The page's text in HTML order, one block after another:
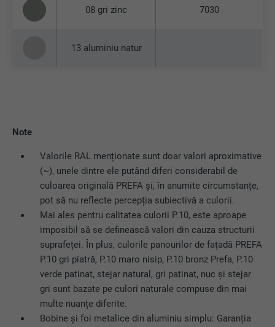
08 gri zinc 7030
13 aluminiu natur
Note
Valorile RAL menționate sunt doar valori aproximative
(~), unele dintre ele putând diferi considerabil de
culoarea originală PREFA și, în anumite circumstanțe,
pot să nu reflecte percepția subiectivă a culorii.
Mai ales pentru calitatea culorii P.10, este aproape
imposibil să se definească valori din cauza structurii
suprafeței. În plus, culorile panourilor de fațadă PREFA
P.10 gri piatră, P.10 maro nisip, P.10 bronz Prefa, P.10
verde patinat, stejar natural, gri patinat, nuc și stejar
gri sunt bazate pe culori naturale compuse din mai
multe nuanțe diferite.
Bobine și foi metalice din aluminiu simplu: Garanția